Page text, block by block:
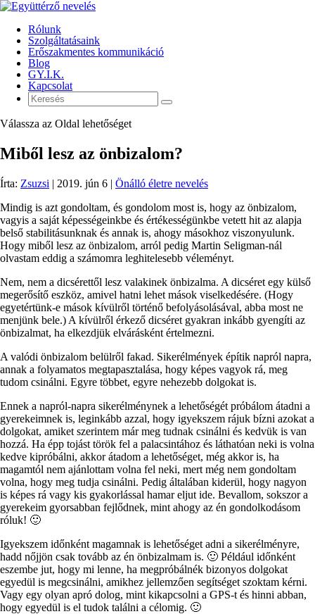
Rólunk
Szolgáltatásaink
Erőszakmentes kommunikáció
Blog
GY.I.K.
Kapcsolat
Válassza az Oldal lehetőséget
Miből lesz az önbizalom?
Írta: Zsuzsi | 2019. jún 6 | Önálló életre nevelés
Mindig is azt gondoltam, és gondolom most is, hogy az önbizalom,
vagyis a saját képességeinkbe és értékességünkbe vetett hit az alapja
belső stabilitásunknak és annak is, ahogy másokhoz viszonyulunk.
Hogy miből lesz az önbizalom, arról pedig Martin Seligman-nál
olvastam eddig a számomra leghitelesebb véleményt.
Nem, nem a dicsérettől lesz valakinek önbizalma. A dicséret egy külső
megerősítő eszköz, amivel hatni lehet mások viselkedésére. (Hogy
egyetértünk-e mások kívülről történő befolyásolásával, abba most ne
menjünk bele.) A kívülről érkező dicséret gyakran inkább gyengíti az
önbizalmat, ha elkezdjük elvárásként értelmezni.
A valódi önbizalom belülről fakad. Sikerélmények építik napról napra,
annak a folyamatos megtapasztalása, hogy képes vagyok rá, meg
tudom csinálni. Egyre többet, egyre nehezebb dolgokat is.
Ennek a napról-napra sikerélménynek a lehetőségét próbálom átadni a
gyerekeimnek is, leginkább azzal, hogy igyekszem rájuk bízni azokat a
dolgokat, amiket szerintem már meg tudnak csinálni és kedvük is van
hozzá. Ha épp tojást török fel a palacsintához és láthatóan neki is volna
kedve kipróbálni, akkor átadom a lehetőséget, még akkor is, ha
magamtól nem ajánlottam volna fel neki, mert még nem gondoltam
volna, hogy meg tudja csinálni. Pedig általában kiderül, hogy nagyon
is képes rá vagy kis gyakorlással hamar eljut ide. Bevallom, sokszor a
gyerekeim gyorsabban fejlődnek, mint ahogy az én gondolkodásom
róluk! 🙂
Igyekszem időnként magamnak is lehetőséget adni a sikerélményre,
hadd nőjjön csak tovább az én önbizalmam is. 🙂 Például időnként
eszembe jut, hogy mi lenne, ha megpróbálnék bizonyos dolgokat
egyedül is megcsinálni, amikhez jellemzően segítséget szoktam kérni.
Vagy egy olyan apró dolog, mint kikapcsolni a GPS-t és hinni abban,
hogy egyedül is el tudok találni a célomig. 🙂